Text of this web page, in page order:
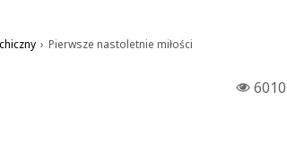
› Pierwsze nastoletnie miłości
6010